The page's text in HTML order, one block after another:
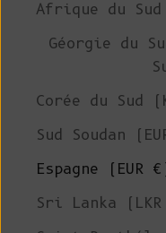
Afrique du Sud
Géorgie du
Corée du Sud
Sud Soudan
Espagne (EUR
Sri Lanka